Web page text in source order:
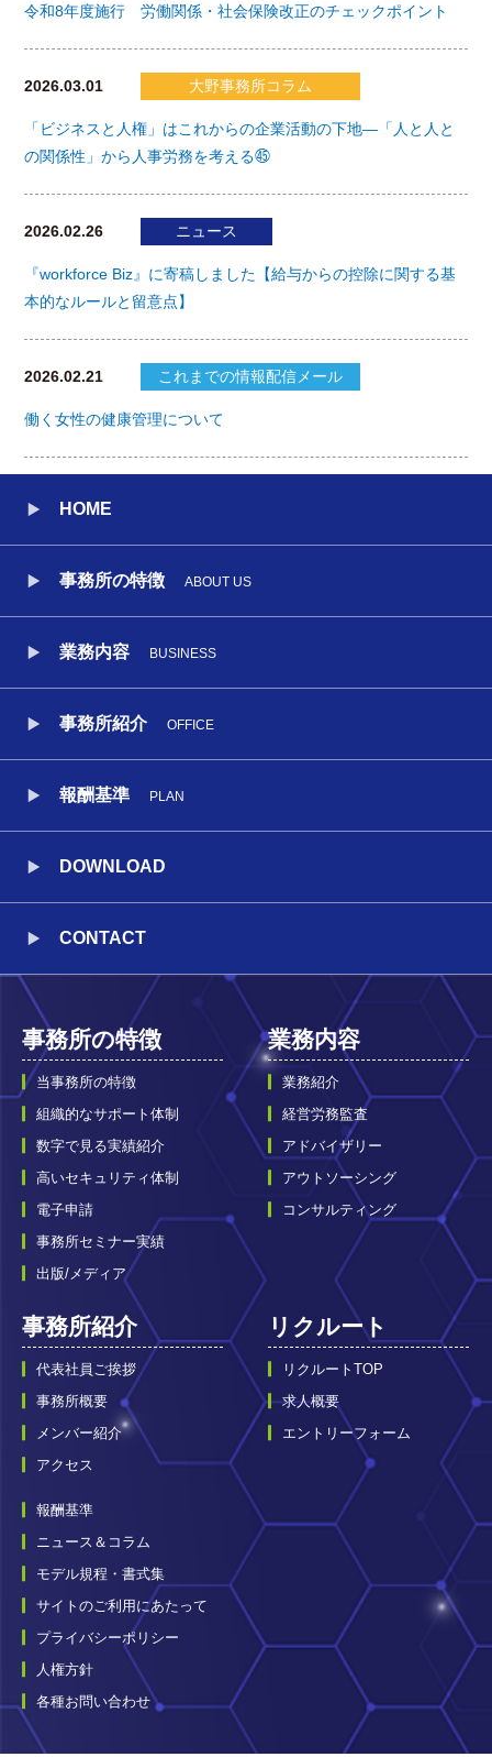
令和8年度施行 労働関係・社会保険改正のチェックポイント
2026.03.01 大野事務所コラム
「ビジネスと人権」はこれからの企業活動の下地―「人と人と
の関係性」から人事労務を考える㊺
2026.02.26 ニュース
『workforce Biz』に寄稿しました【給与からの控除に関する基
本的なルールと留意点】
2026.02.21 これまでの情報配信メール
働く女性の健康管理について
HOME
事務所の特徴 ABOUT US
業務内容 BUSINESS
事務所紹介 OFFICE
報酬基準 PLAN
DOWNLOAD
CONTACT
事務所の特徴
当事務所の特徴
組織的なサポート体制
数字で見る実績紹介
高いセキュリティ体制
電子申請
事務所セミナー実績
出版/メディア
業務内容
業務紹介
経営労務監査
アドバイザリー
アウトソーシング
コンサルティング
事務所紹介
代表社員ご挨拶
事務所概要
メンバー紹介
アクセス
リクルート
リクルートTOP
求人概要
エントリーフォーム
報酬基準
ニュース＆コラム
モデル規程・書式集
サイトのご利用にあたって
プライバシーポリシー
人権方針
各種お問い合わせ